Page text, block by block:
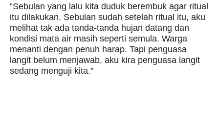
“Sebulan yang lalu kita duduk berembuk agar ritual
itu dilakukan. Sebulan sudah setelah ritual itu, aku
melihat tak ada tanda-tanda hujan datang dan
kondisi mata air masih seperti semula. Warga
menanti dengan penuh harap. Tapi penguasa
langit belum menjawab, aku kira penguasa langit
sedang menguji kita.”